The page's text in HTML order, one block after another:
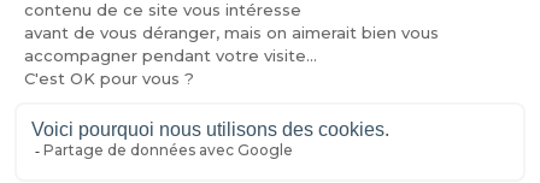
Des solutions de financement
d'achat*